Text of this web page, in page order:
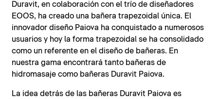
Duravit, en colaboración con el trío de diseñadores
EOOS, ha creado una bañera trapezoidal única. El
innovador diseño Paiova ha conquistado a numerosos
usuarios y hoy la forma trapezoidal se ha consolidado
como un referente en el diseño de bañeras. En
nuestra gama encontrará tanto bañeras de
hidromasaje como bañeras Duravit Paiova.
La idea detrás de las bañeras Duravit Paiova es